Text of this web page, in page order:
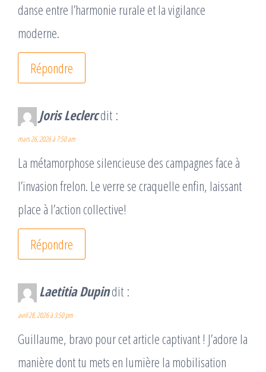
danse entre l’harmonie rurale et la vigilance
moderne.
Répondre
Joris Leclercdit :
mars 26, 2026 à 7:50 am
La métamorphose silencieuse des campagnes face à
l’invasion frelon. Le verre se craquelle enfin, laissant
place à l’action collective!
Répondre
Laetitia Dupindit :
avril 28, 2026 à 3:50 pm
Guillaume, bravo pour cet article captivant ! J’adore la
manière dont tu mets en lumière la mobilisation